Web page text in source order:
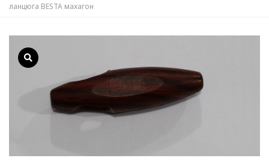
ланцюга BESTA махагон